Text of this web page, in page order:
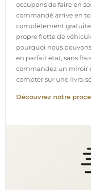
Montage facile
Nous nous chargeons
des miroirs, tandis que
responsabilité. Étant
standards. Cela vous
Lire notre guide